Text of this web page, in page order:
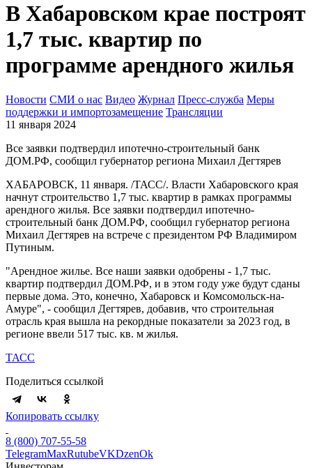
В Хабаровском крае построят
1,7 тыс. квартир по
программе арендного жилья
Новости СМИ о нас Видео Журнал Пресс-служба Меры
поддержки и импортозамещение Трансляции
11 января 2024
Все заявки подтвердил ипотечно-строительный банк
ДОМ.РФ, сообщил губернатор региона Михаил Дегтярев
ХАБАРОВСК, 11 января. /ТАСС/. Власти Хабаровского края
начнут строительство 1,7 тыс. квартир в рамках программы
арендного жилья. Все заявки подтвердил ипотечно-
строительный банк ДОМ.РФ, сообщил губернатор региона
Михаил Дегтярев на встрече с президентом РФ Владимиром
Путиным.
"Арендное жилье. Все наши заявки одобрены - 1,7 тыс.
квартир подтвердил ДОМ.РФ, и в этом году уже будут сданы
первые дома. Это, конечно, Хабаровск и Комсомольск-на-
Амуре", - сообщил Дегтярев, добавив, что строительная
отрасль края вышла на рекордные показатели за 2023 год, в
регионе ввели 517 тыс. кв. м жилья.
ТАСС
Поделиться ссылкой
Копировать ссылку
8 (800) 707-55-58
TelegramMaxRutubeVKDzenOk